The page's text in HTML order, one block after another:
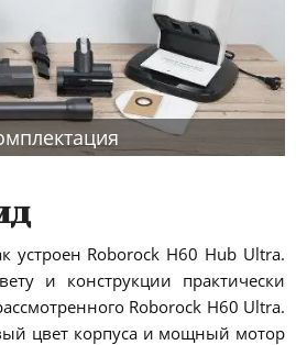
устроен Roborock H60 Hub Ultra.
и конструкции практически
Roborock H60 Ultra.
цвет корпуса и мощный мотор